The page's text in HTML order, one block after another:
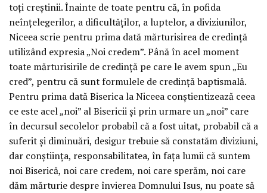
toți creștinii. Înainte de toate pentru că, în pofida
neînțelegerilor, a dificultăților, a luptelor, a diviziunilor,
Niceea scrie pentru prima dată mărturisirea de credință
utilizând expresia „Noi credem”. Până în acel moment
toate mărturisirile de credință pe care le avem spun „Eu
cred”, pentru că sunt formulele de credință baptismală.
Pentru prima dată Biserica la Niceea conștientizează ceea
ce este acel „noi” al Bisericii și prin urmare un „noi” care
în decursul secolelor probabil că a fost uitat, probabil că a
suferit și diminuări, desigur trebuie să constatăm diviziuni,
dar conștiința, responsabilitatea, în fața lumii că suntem
noi Biserică, noi care credem, noi care sperăm, noi care
dăm mărturie despre învierea Domnului Isus, nu poate să